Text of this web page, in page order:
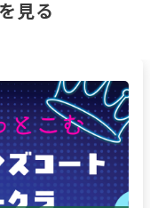
見る